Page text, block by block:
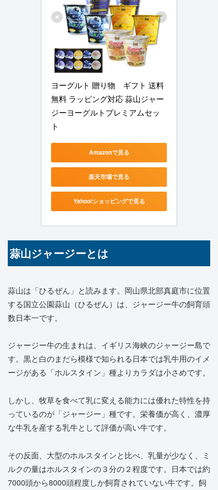
ヨーグルト 贈り物　ギフト 送料
無料 ラッピング対応 蒜山ジャー
ジーヨーグルトプレミアムセッ
ト
Amazonで見る
楽天市場で見る
Yahoo!ショッピングで見る
蒜山ジャージーとは
蒜山は「ひるぜん」と読みます。岡山県北部真庭市に位置
する国立公園蒜山（ひるぜん）は、ジャージー牛の飼育頭
数日本一です。
ジャージー牛の生まれは、イギリス海峡のジャージー島で
す。黒と白のまだら模様で知られる日本では乳牛用のイメ
ージがある「ホルスタイン」種よりカラダは小さめです。
しかし、牧草を食べて乳に変える能力には優れた特性を持
っているのが「ジャージー」種です。栄養価が高く、濃厚
な牛乳を産する乳牛として評価が高い牛です。
その反面、大型のホルスタインと比べ、乳量が少なく、ミ
ルクの量はホルスタインの３分の２程度です。日本では約
7000頭から8000頭程度しか飼育されていない牛です。飼